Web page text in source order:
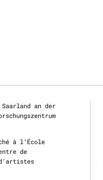
an der
à l‘École
de